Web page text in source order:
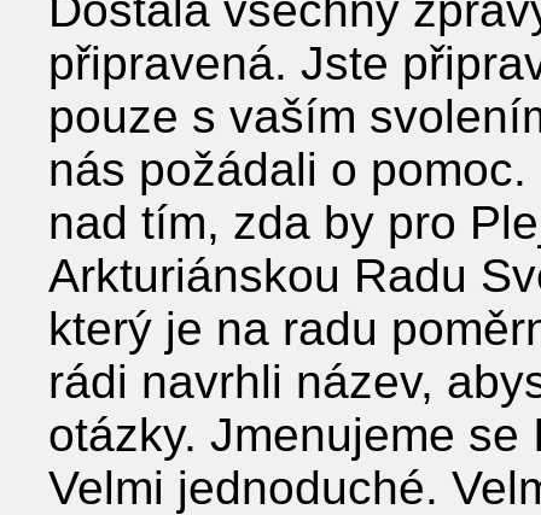
připravená. Jste
pouze s vaším
nás požádali o
nad tím, zda by pro
Arkturiánskou Radu
který je na radu
rádi navrhli název,
otázky. Jmenujeme se
Velmi jednoduché.